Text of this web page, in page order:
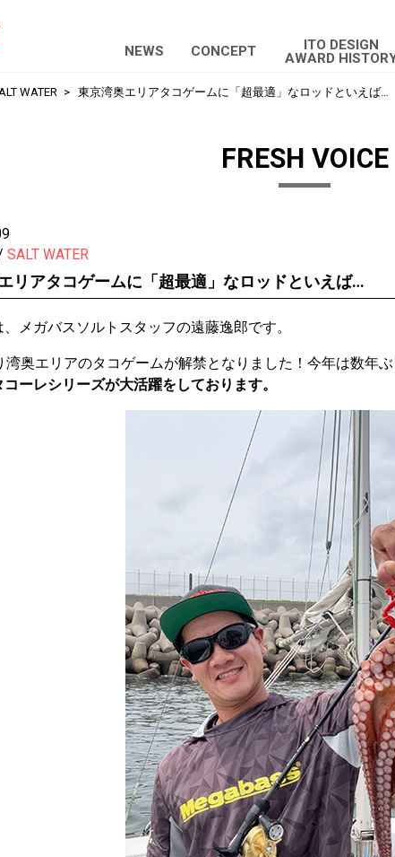
NEWS CONCEPT
ITO DESIGN
AWARD
WATER 東京湾奥エリアタコゲームに「超最適」なロッドといえば…
FRESH VOICE
SALT WATER
リアタコゲームに「超最適」なロッドといえば…
メガバスソルトスタッフの遠藤逸郎です。
湾奥エリアのタコゲームが解禁となりました！今年は数年ぶ
ーレシリーズが大活躍をしております。